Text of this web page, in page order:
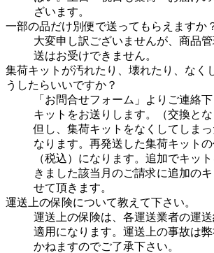
ざいます。
一部の品だけ別便で送ってもらえますか
大変申し訳ございませんが、商品
送はお受けできません。
集荷キットが汚れたり、壊れたり、なく
うしたらいいですか？
「お問合せフォーム」よりご連絡
キットをお送りします。（交換とな
但し、集荷キットをなくしてしま
なります。再発送した集荷キットの
（税込）になります。追加でキッ
きました該当月のご請求に追加の
せて頂きます。
運送上の保険について教えて下さい。
運送上の保険は、各運送業者の運
適用になります。運送上の事故は
かねますのでご了承下さい。